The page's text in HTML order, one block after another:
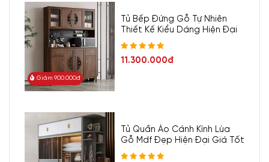
Giảm 900.000đ
Tủ Bếp Đứng Gỗ Tự Nhiên
Thiết Kế Kiểu Dáng Hiện Đại
11.300.000đ
Tủ Quần Áo Cánh Kính Lùa
Gỗ Mdf Đẹp Hiện Đại Giá Tốt